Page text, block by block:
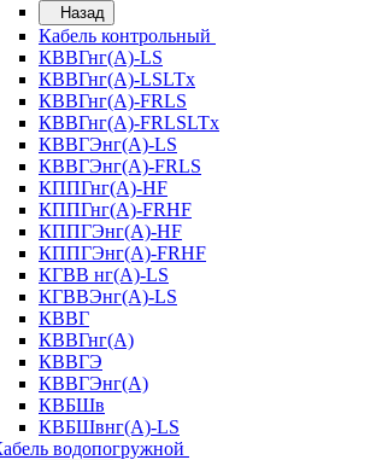
Назад
Кабель контрольный
КВВГнг(А)-LS
КВВГнг(А)-LSLTx
КВВГнг(А)-FRLS
КВВГнг(А)-FRLSLTx
КВВГЭнг(А)-LS
КВВГЭнг(А)-FRLS
КППГнг(А)-HF
КППГнг(А)-FRHF
КППГЭнг(А)-HF
КППГЭнг(А)-FRHF
КГВВ нг(А)-LS
КГВВЭнг(А)-LS
КВВГ
КВВГнг(А)
КВВГЭ
КВВГЭнг(А)
КВБШв
КВБШвнг(А)-LS
водопогружной